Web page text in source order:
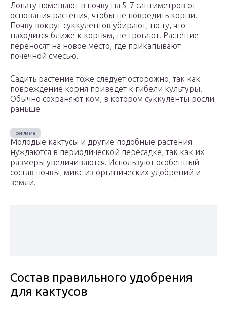
Лопату помещают в почву на 5-7 сантиметров от
основания растения, чтобы не повредить корни.
Почву вокруг суккулентов убирают, но ту, что
находится ближе к корням, не трогают. Растение
переносят на новое место, где прикапывают
почечной смесью.
Садить растение тоже следует осторожно, так как
повреждение корня приведет к гибели культуры.
Обычно сохраняют ком, в котором суккуленты росли
раньше
Молодые кактусы и другие подобные растения
нуждаются в периодической пересадке, так как их
размеры увеличиваются. Используют особенный
состав почвы, микс из органических удобрений и
земли.
Состав правильного удобрения
для кактусов